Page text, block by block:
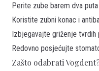
Perite zube barem dva puta
Koristite zubni konac i
Izbjegavajte griženje tvrdih
Redovno posjećujte
Zašto odabrati